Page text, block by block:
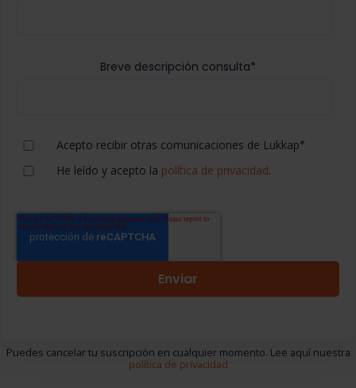
Breve descripción consulta*
Acepto recibir otras comunicaciones de Lukkap*
He leído y acepto la política de privacidad.
Puedes cancelar tu suscripción en cualquier momento. Lee aquí nuestra
política de privacidad